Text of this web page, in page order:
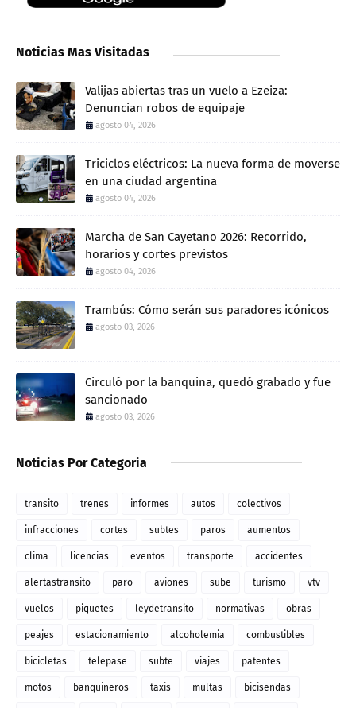
Noticias Mas Visitadas
Valijas abiertas tras un vuelo a Ezeiza:
Denuncian robos de equipaje
agosto 04, 2026
Triciclos eléctricos: La nueva forma de moverse
en una ciudad argentina
agosto 04, 2026
Marcha de San Cayetano 2026: Recorrido,
horarios y cortes previstos
agosto 04, 2026
Trambús: Cómo serán sus paradores icónicos
agosto 03, 2026
Circuló por la banquina, quedó grabado y fue
sancionado
agosto 03, 2026
Noticias Por Categoria
transito trenes informes autos colectivos
infracciones cortes subtes paros aumentos
clima licencias eventos transporte accidentes
alertastransito paro aviones sube turismo vtv
vuelos piquetes leydetransito normativas obras
peajes estacionamiento alcoholemia combustibles
bicicletas telepase subte viajes patentes
motos banquineros taxis multas bicisendas